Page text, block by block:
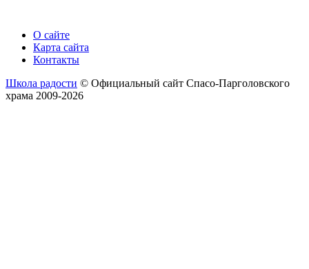
О сайте
Карта сайта
Контакты
Школа радости © Официальный сайт Спасо-Парголовского
храма 2009-2026